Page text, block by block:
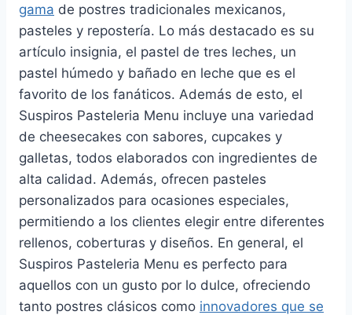
gama de postres tradicionales mexicanos,
pasteles y repostería. Lo más destacado es su
artículo insignia, el pastel de tres leches, un
pastel húmedo y bañado en leche que es el
favorito de los fanáticos. Además de esto, el
Suspiros Pasteleria Menu incluye una variedad
de cheesecakes con sabores, cupcakes y
galletas, todos elaborados con ingredientes de
alta calidad. Además, ofrecen pasteles
personalizados para ocasiones especiales,
permitiendo a los clientes elegir entre diferentes
rellenos, coberturas y diseños. En general, el
Suspiros Pasteleria Menu es perfecto para
aquellos con un gusto por lo dulce, ofreciendo
tanto postres clásicos como innovadores que se